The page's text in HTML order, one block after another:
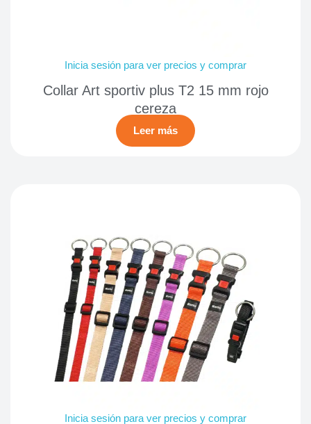
Inicia sesión para ver precios y comprar
Collar Art sportiv plus T2 15 mm rojo
cereza
Leer más
Inicia sesión para ver precios y comprar